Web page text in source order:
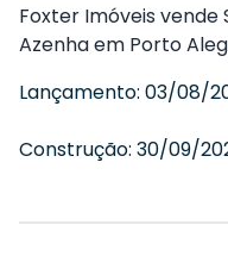
Foxter Imóveis vende
Azenha em Porto
Lançamento: 03/08/
Construção: 30/09/